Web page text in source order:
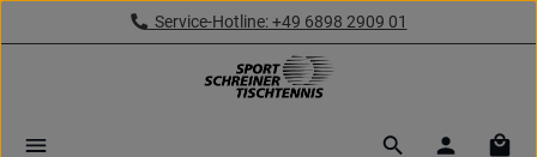
Zum Hauptinhalt springenService-Hotline: +49 6898 2909 01